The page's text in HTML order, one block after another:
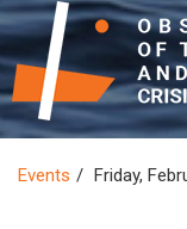
Events Friday,